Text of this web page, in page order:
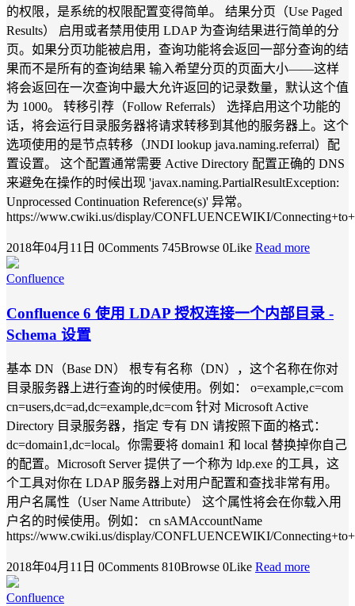
的权限，是系统的权限配置变得简单。 结果分页（Use Paged
Results） 启用或者禁用使用 LDAP 为查询结果进行简单的分
页。如果分页功能被启用，查询功能将会返回一部分查询的结
果而不是所有的查询结果 输入希望分页的页面大小——这样
将会返回在一次查询中最大允许返回的记录数量，默认这个值
为 1000。 转移引荐（Follow Referrals） 选择启用这个功能的
话，将会运行目录服务器将请求转移到其他的服务器上。这个
选项使用的是节点转移（JNDI lookup java.naming.referral）配
置设置。 这个配置通常需要 Active Directory 配置正确的 DNS
来避免在操作的时候出现 'javax.naming.PartialResultException:
Unprocessed Continuation Reference(s)' 异常。
https://www.cwiki.us/display/CONFLUENCEWIKI/
2018年04月11日 0Comments 745Browse 0Like Read more
Confluence
Confluence 6 使用 LDAP 授权连接一个内部目录 -
Schema 设置
基本 DN（Base DN） 根专有名称（DN），这个名称在你对
目录服务器上进行查询的时候使用。例如： o=example,c=com
cn=users,dc=ad,dc=example,dc=com 针对 Microsoft Active
Directory 目录服务器，指定 专有 DN 请按照下面的格式：
dc=domain1,dc=local。你需要将 domain1 和 local 替换掉你自己
的配置。Microsoft Server 提供了一个称为 ldp.exe 的工具，这
个工具对你在 LDAP 服务器上对用户配置和查找非常有用。
用户名属性（User Name Attribute） 这个属性将会在你载入用
户名的时候使用。例如： cn sAMAccountName
https://www.cwiki.us/display/CONFLUENCEWIKI/
2018年04月11日 0Comments 810Browse 0Like Read more
Confluence